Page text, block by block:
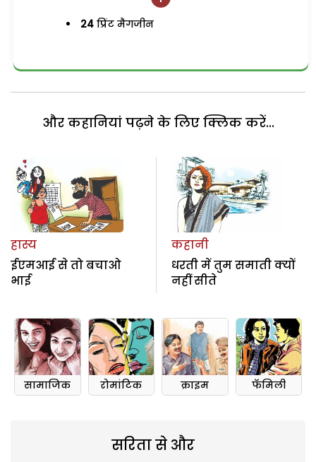
24 प्रिंट मैगजीन
और कहानियां पढ़ने के लिए क्लिक करें...
हास्य
ईएमआई से तो बचाओ
भाई
कहानी
धरती में तुम समाती क्यों
नहीं सीते
सामाजिक रोमांटिक क्राइम फॅमिली
सरिता से और